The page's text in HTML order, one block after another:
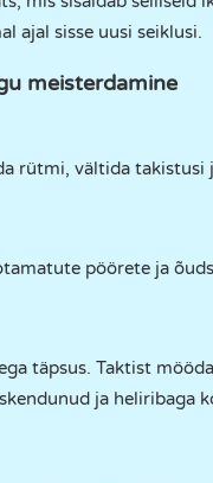
ajal sisse uusi seiklusi.
meisterdamine
rütmi, vältida
pöörete ja
täpsus. Taktist
ja heliribaga